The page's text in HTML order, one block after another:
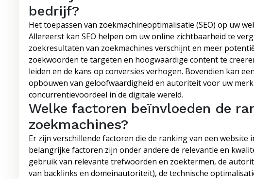
bedrijf?
Het toepassen van zoekmachineoptimalisatie (SEO) op uw
Allereerst kan SEO helpen om uw online zichtbaarheid te
zoekresultaten van zoekmachines verschijnt en meer
zoekwoorden te targeten en hoogwaardige content te
leiden en de kans op conversies verhogen. Bovendien kan
opbouwen van geloofwaardigheid en autoriteit voor uw
concurrentievoordeel in de digitale wereld.
Welke factoren beïnvloeden de
zoekmachines?
Er zijn verschillende factoren die de ranking van een website
belangrijke factoren zijn onder andere de relevantie en
gebruik van relevante trefwoorden en zoektermen, de
van backlinks en domeinautoriteit), de technische